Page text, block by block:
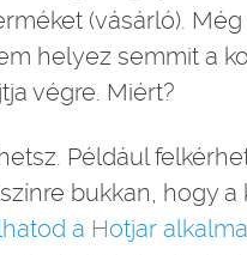
(vásárló).
helyez semmit a
végre. Miért?
Például
bukkan, hogy
a Hotjar